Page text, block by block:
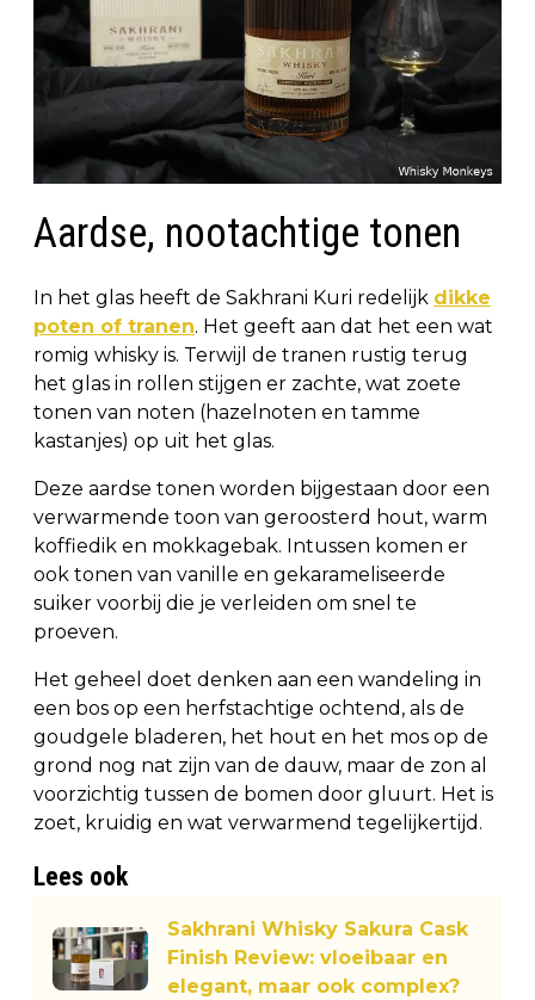
Aardse, nootachtige tonen
In het glas heeft de Sakhrani Kuri redelijk dikke
poten of tranen. Het geeft aan dat het een wat
romig whisky is. Terwijl de tranen rustig terug
het glas in rollen stijgen er zachte, wat zoete
tonen van noten (hazelnoten en tamme
kastanjes) op uit het glas.
Deze aardse tonen worden bijgestaan door een
verwarmende toon van geroosterd hout, warm
koffiedik en mokkagebak. Intussen komen er
ook tonen van vanille en gekarameliseerde
suiker voorbij die je verleiden om snel te
proeven.
Het geheel doet denken aan een wandeling in
een bos op een herfstachtige ochtend, als de
goudgele bladeren, het hout en het mos op de
grond nog nat zijn van de dauw, maar de zon al
voorzichtig tussen de bomen door gluurt. Het is
zoet, kruidig en wat verwarmend tegelijkertijd.
Lees ook
Sakhrani Whisky Sakura Cask
Finish Review: vloeibaar en
elegant, maar ook complex?